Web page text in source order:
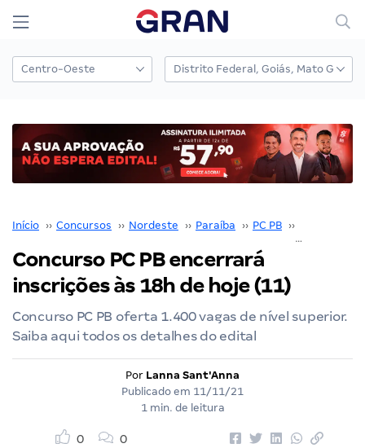
Início ›› Concursos ›› Nordeste ›› Paraíba ›› PC PB ››
Concurso PC PB encerrará
inscrições às 18h de hoje (11)
Concurso PC PB oferta 1.400 vagas de nível superior.
Saiba aqui todos os detalhes do edital
Por Lanna Sant'Anna
Publicado em 11/11/21
1 min. de leitura
0 0